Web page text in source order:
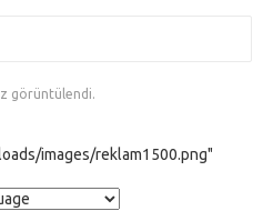
görüntülendi.
images/reklam1500.png"